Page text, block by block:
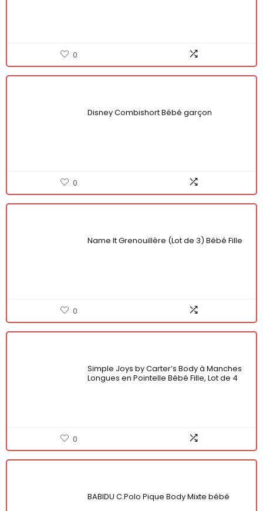
0
Disney Combishort Bébé garçon
0
Name It Grenouillère (Lot de 3) Bébé Fille
0
Simple Joys by Carter’s Body à Manches
Longues en Pointelle Bébé Fille, Lot de 4
0
BABIDU C.Polo Pique Body Mixte bébé